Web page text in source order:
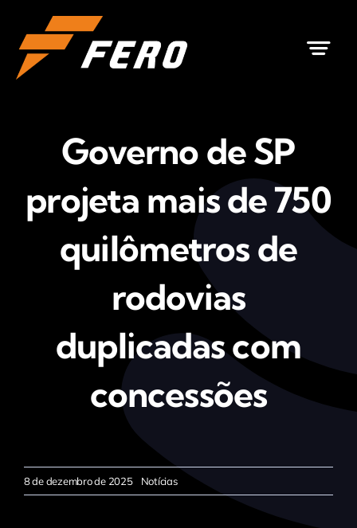
para
conteúdo
Governo de SP
projeta mais de 750
quilômetros de
rodovias
duplicadas com
concessões
8 de dezembro de 2025 Notícias